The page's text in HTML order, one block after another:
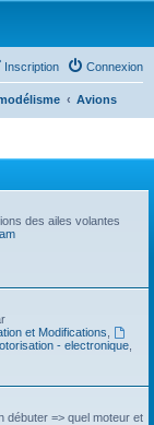
Connexion
Inscription
Avions
des ailes volantes
et Modifications
- electronique,
débuter => quel moteur et